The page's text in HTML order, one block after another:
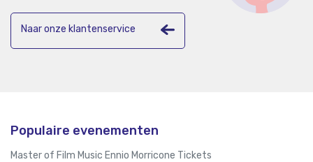
Naar onze klantenservice
Populaire evenementen
Master of Film Music Ennio Morricone Tickets